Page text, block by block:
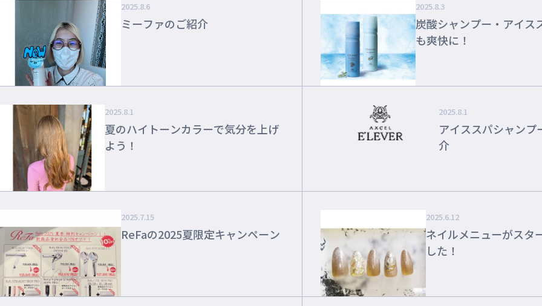
2025.8.6
ミーファのご紹介
2025.8.3
炭酸シャンプー・アイス
も爽快に！
2025.8.1
夏のハイトーンカラーで気分を上げ
よう！
2025.8.1
アイススパシャンプ
介
2025.7.15
ReFaの2025夏限定キャンペーン
2025.6.12
ネイルメニューがスタ
した！